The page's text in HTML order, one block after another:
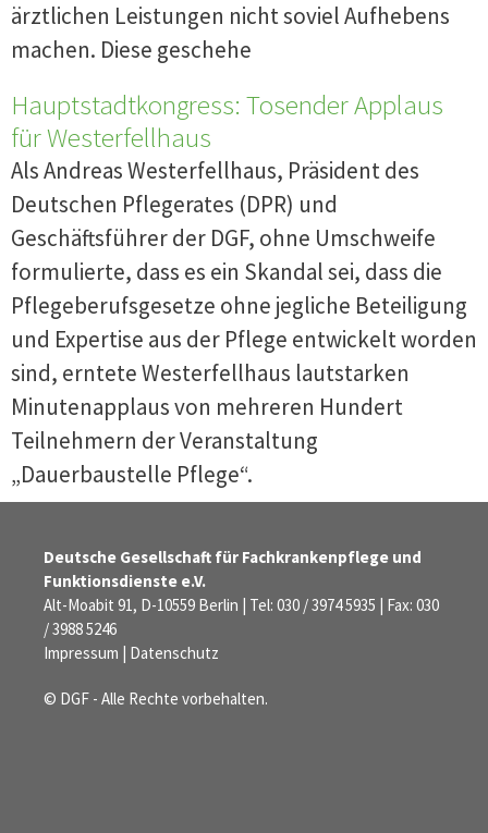
ärztlichen Leistungen nicht soviel Aufhebens
machen. Diese geschehe
Hauptstadtkongress: Tosender Applaus
für Westerfellhaus
Als Andreas Westerfellhaus, Präsident des
Deutschen Pflegerates (DPR) und
Geschäftsführer der DGF, ohne Umschweife
formulierte, dass es ein Skandal sei, dass die
Pflegeberufsgesetze ohne jegliche Beteiligung
und Expertise aus der Pflege entwickelt worden
sind, erntete Westerfellhaus lautstarken
Minutenapplaus von mehreren Hundert
Teilnehmern der Veranstaltung
„Dauerbaustelle Pflege“.
Deutsche Gesellschaft für Fachkrankenpflege und
Funktionsdienste e.V.
Alt-Moabit 91, D-10559 Berlin | Tel: 030 / 3974 5935 | Fax: 030
/ 3988 5246
Impressum | Datenschutz
© DGF - Alle Rechte vorbehalten.